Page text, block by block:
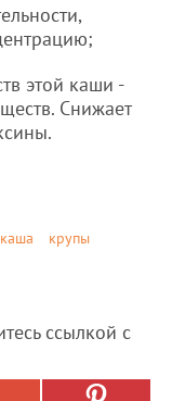
этой каши -
Снижает
каша
крупы
ссылкой с